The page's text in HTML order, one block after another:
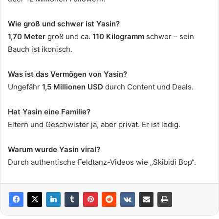
Wie groß und schwer ist Yasin?
1,70 Meter groß und ca. 110 Kilogramm schwer – sein
Bauch ist ikonisch.
Was ist das Vermögen von Yasin?
Ungefähr 1,5 Millionen USD durch Content und Deals.
Hat Yasin eine Familie?
Eltern und Geschwister ja, aber privat. Er ist ledig.
Warum wurde Yasin viral?
Durch authentische Feldtanz-Videos wie „Skibidi Bop“.